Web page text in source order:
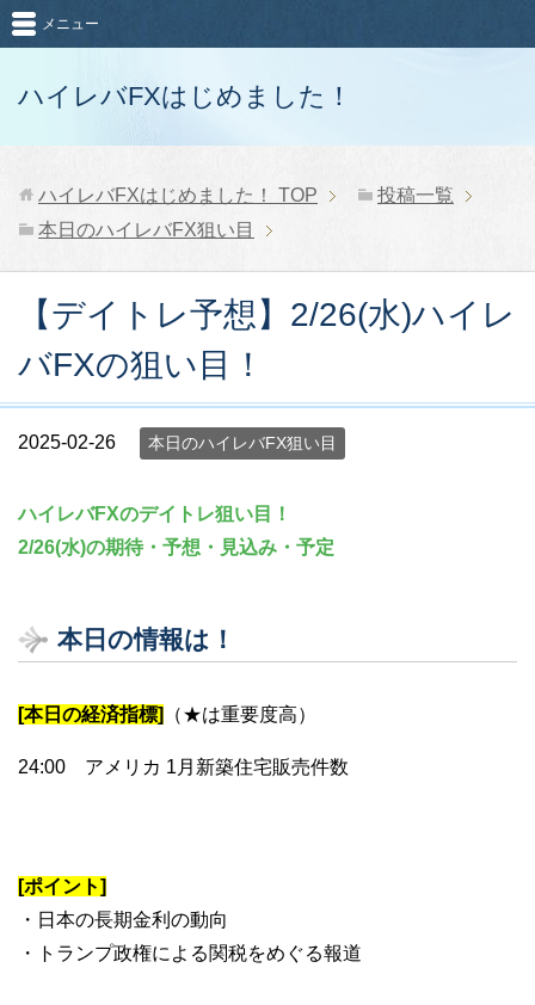
ハイレバFXはじめました！
メニュー
ハイレバFXはじめました！ TOP
投稿一覧
本日のハイレバFX狙い目
【デイトレ予想】2/26(水)ハイレ
バFXの狙い目！
2025-02-26 本日のハイレバFX狙い目
ハイレバFXのデイトレ狙い目！
2/26(水)の期待・予想・見込み・予定
本日の情報は！
[本日の経済指標] （★は重要度高）
24:00 アメリカ 1月新築住宅販売件数
[ポイント]
・日本の長期金利の動向
・トランプ政権による関税をめぐる報道